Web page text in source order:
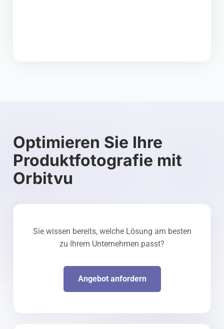
Optimieren Sie Ihre
Produktfotografie mit
Orbitvu
Sie wissen bereits, welche Lösung am besten
zu Ihrem Unternehmen passt?
Angebot anfordern